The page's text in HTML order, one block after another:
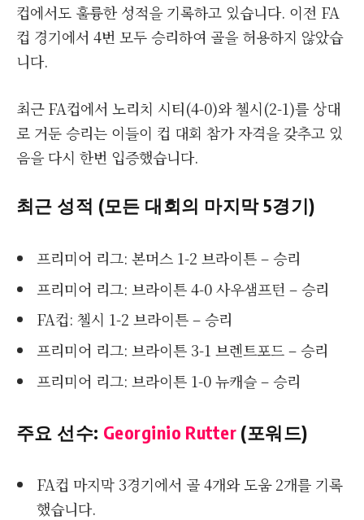
컵에서도 훌륭한 성적을 기록하고 있습니다. 이전 FA
컵 경기에서 4번 모두 승리하여 골을 허용하지 않았습
니다.
최근 FA컵에서 노리치 시티(4-0)와 첼시(2-1)를 상대
로 거둔 승리는 이들이 컵 대회 참가 자격을 갖추고 있
음을 다시 한번 입증했습니다.
최근 성적 (모든 대회의 마지막 5경기)
프리미어 리그: 본머스 1-2 브라이튼 – 승리
프리미어 리그: 브라이튼 4-0 사우샘프턴 – 승리
FA컵: 첼시 1-2 브라이튼 – 승리
프리미어 리그: 브라이튼 3-1 브렌트포드 – 승리
프리미어 리그: 브라이튼 1-0 뉴캐슬 – 승리
주요 선수: Georginio Rutter (포워드)
FA컵 마지막 3경기에서 골 4개와 도움 2개를 기록
했습니다.